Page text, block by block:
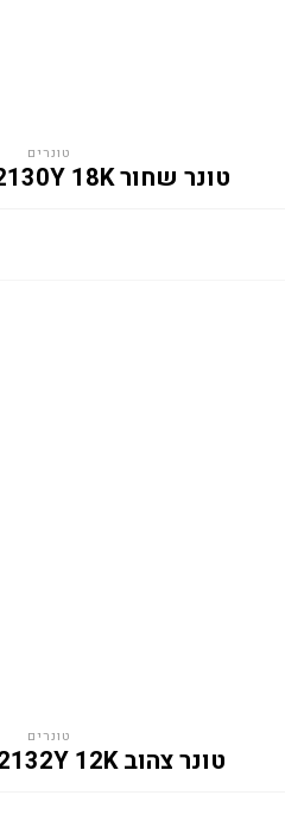
טונרים
טונר שחור HP 213Y W2130Y 18K
טונרים
טונר צהוב HP 213Y W2132Y 12K